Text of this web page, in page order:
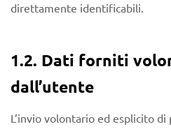
direttamente identificabili.
1.2. Dati forniti
dall’utente
L’invio volontario ed esplicito